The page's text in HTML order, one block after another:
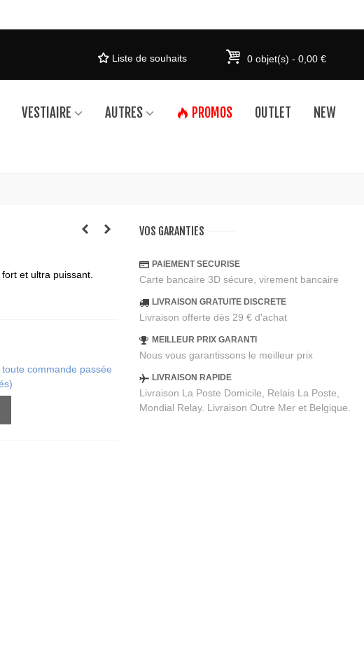
Liste de souhaits 0 objet(s) - 0,00 €
VESTIAIRE AUTRES PROMOS OUTLET NEW
et ultra puissant.
commande passée
VOS GARANTIES
PAIEMENT SECURISE
Carte bancaire 3D sécure, virement bancaire
LIVRAISON GRATUITE DISCRETE
Livraison offerte dès 29 € d'achat
MEILLEUR PRIX GARANTI
Nous vous garantissons le meilleur prix
LIVRAISON RAPIDE
Livraison La Poste Domicile, Relais La Poste,
Mondial Relay. Livraison Outre Mer et Belgique.